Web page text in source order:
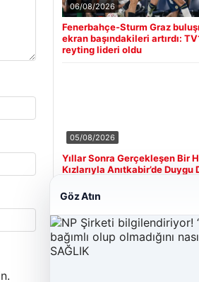
06/08/2026
Fenerbahçe-Sturm Graz
ekran başındakileri artırdı:
reyting lideri oldu
05/08/2026
Yıllar Sonra Gerçekleşen Bir
Kızlarıyla Anıtkabir’de Duygu
Son Eklenen Firmalar
Cengiz Sigorta
Göz Atın